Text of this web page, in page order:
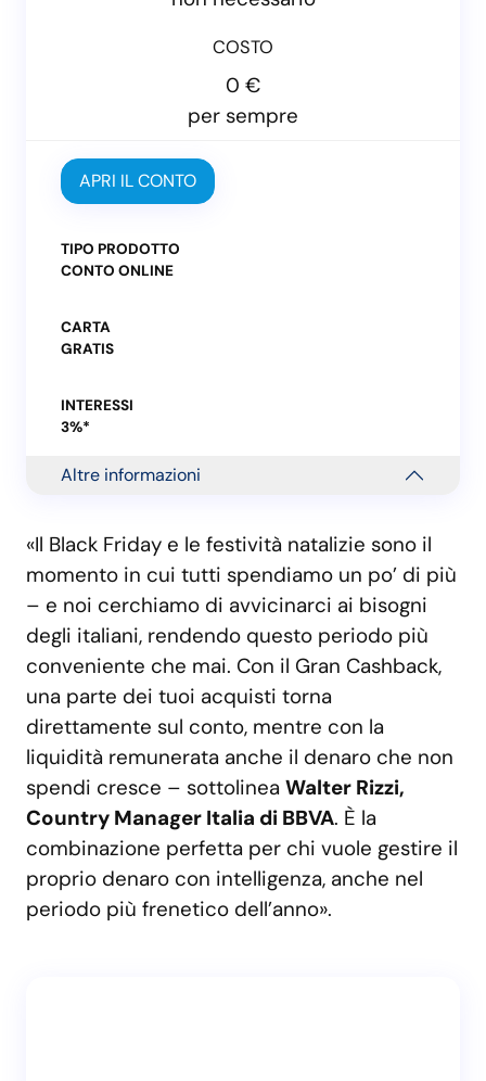
COSTO
0 €
per sempre
APRI IL CONTO
TIPO PRODOTTO
CONTO ONLINE
CARTA
GRATIS
INTERESSI
3%*
Altre informazioni
«Il Black Friday e le festività natalizie sono il
momento in cui tutti spendiamo un po’ di più
– e noi cerchiamo di avvicinarci ai bisogni
degli italiani, rendendo questo periodo più
conveniente che mai. Con il Gran Cashback,
una parte dei tuoi acquisti torna
direttamente sul conto, mentre con la
liquidità remunerata anche il denaro che non
spendi cresce – sottolinea Walter Rizzi,
Country Manager Italia di BBVA. È la
combinazione perfetta per chi vuole gestire il
proprio denaro con intelligenza, anche nel
periodo più frenetico dell’anno».